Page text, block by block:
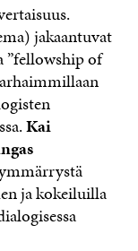
jakaantuvat
”fellowship of
Kai
ja kokeiluilla